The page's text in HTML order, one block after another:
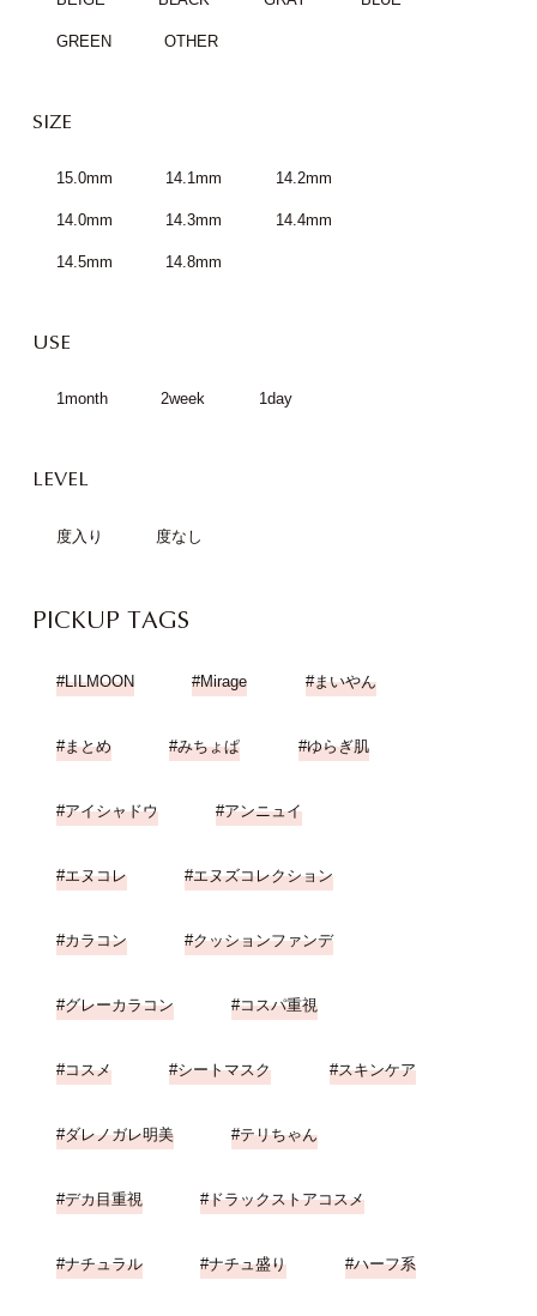
GREEN OTHER
SIZE
15.0mm 14.1mm 14.2mm
14.0mm 14.3mm 14.4mm
14.5mm 14.8mm
USE
1month 2week 1day
LEVEL
度入り 度なし
PICKUP TAGS
LILMOON Mirage まいやん
まとめ みちょぱ ゆらぎ肌
アイシャドウ アンニュイ
エヌコレ エヌズコレクション
カラコン クッションファンデ
グレーカラコン コスパ重視
コスメ シートマスク スキンケア
ダレノガレ明美 テリちゃん
デカ目重視 ドラックストアコスメ
ナチュラル ナチュ盛り ハーフ系